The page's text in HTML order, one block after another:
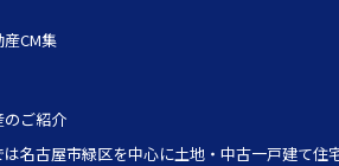
CM集
のご紹介
名古屋市緑区を中心に土地・中古一戸建て